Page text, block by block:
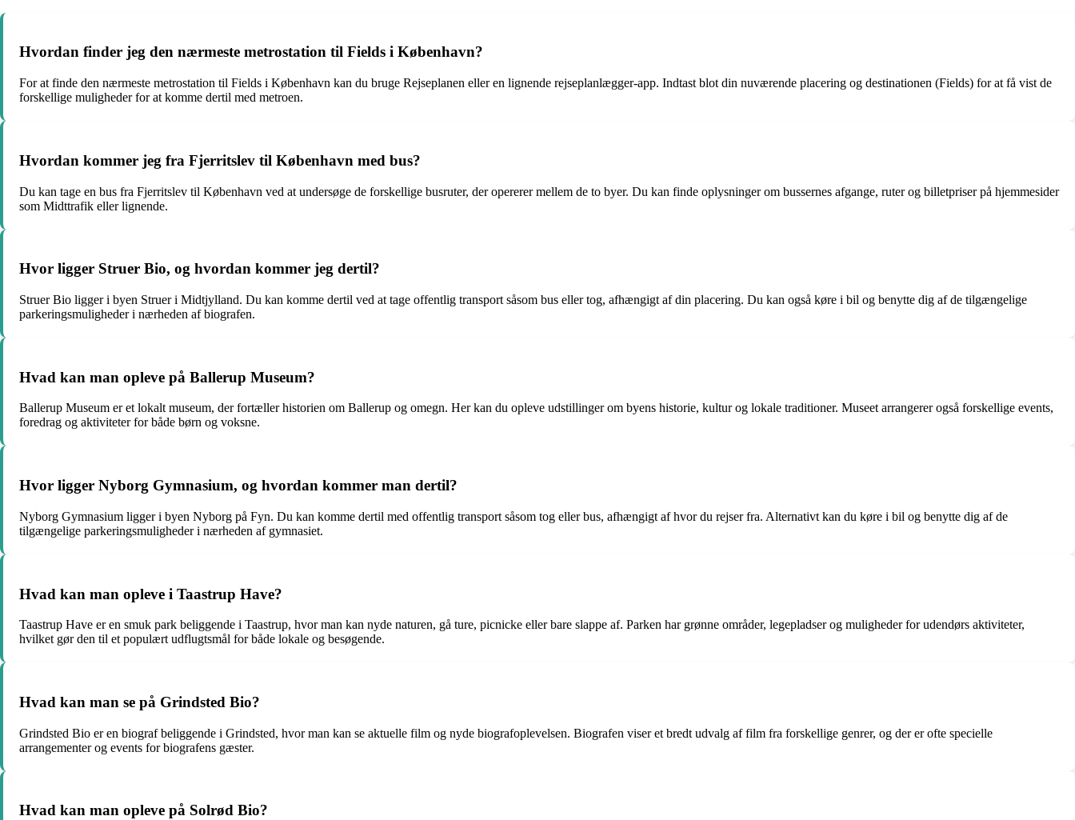
Hvordan finder jeg den nærmeste metrostation til Fields i København?
For at finde den nærmeste metrostation til Fields i København kan du bruge Rejseplanen eller en lignende rejseplanlægger-app. Indtast blot din nuværende placering og destinationen (Fields) for at få vist de
forskellige muligheder for at komme dertil med metroen.
Hvordan kommer jeg fra Fjerritslev til København med bus?
Du kan tage en bus fra Fjerritslev til København ved at undersøge de forskellige busruter, der opererer mellem de to byer. Du kan finde oplysninger om bussernes afgange, ruter og billetpriser på hjemmesider
som Midttrafik eller lignende.
Hvor ligger Struer Bio, og hvordan kommer jeg dertil?
Struer Bio ligger i byen Struer i Midtjylland. Du kan komme dertil ved at tage offentlig transport såsom bus eller tog, afhængigt af din placering. Du kan også køre i bil og benytte dig af de tilgængelige
parkeringsmuligheder i nærheden af biografen.
Hvad kan man opleve på Ballerup Museum?
Ballerup Museum er et lokalt museum, der fortæller historien om Ballerup og omegn. Her kan du opleve udstillinger om byens historie, kultur og lokale traditioner. Museet arrangerer også forskellige events,
foredrag og aktiviteter for både børn og voksne.
Hvor ligger Nyborg Gymnasium, og hvordan kommer man dertil?
Nyborg Gymnasium ligger i byen Nyborg på Fyn. Du kan komme dertil med offentlig transport såsom tog eller bus, afhængigt af hvor du rejser fra. Alternativt kan du køre i bil og benytte dig af de
tilgængelige parkeringsmuligheder i nærheden af gymnasiet.
Hvad kan man opleve i Taastrup Have?
Taastrup Have er en smuk park beliggende i Taastrup, hvor man kan nyde naturen, gå ture, picnicke eller bare slappe af. Parken har grønne områder, legepladser og muligheder for udendørs aktiviteter,
hvilket gør den til et populært udflugtsmål for både lokale og besøgende.
Hvad kan man se på Grindsted Bio?
Grindsted Bio er en biograf beliggende i Grindsted, hvor man kan se aktuelle film og nyde biografoplevelsen. Biografen viser et bredt udvalg af film fra forskellige genrer, og der er ofte specielle
arrangementer og events for biografens gæster.
Hvad kan man opleve på Solrød Bio?